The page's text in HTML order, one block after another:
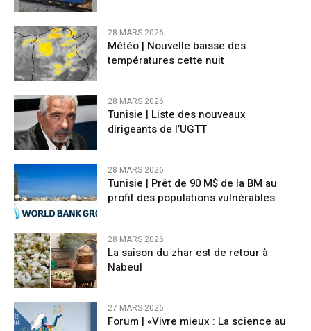
28 MARS 2026
Météo | Nouvelle baisse des
températures cette nuit
28 MARS 2026
Tunisie | Liste des nouveaux
dirigeants de l’UGTT
28 MARS 2026
Tunisie | Prêt de 90 M$ de la BM au
profit des populations vulnérables
28 MARS 2026
La saison du zhar est de retour à
Nabeul
27 MARS 2026
Forum | «Vivre mieux : La science au